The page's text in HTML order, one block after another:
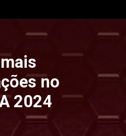
no
2024